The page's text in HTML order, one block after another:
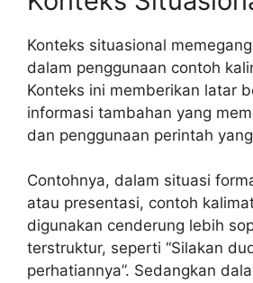
Konteks situasional
dalam penggunaan contoh
Konteks ini memberikan latar
informasi tambahan yang
dan penggunaan perintah
Contohnya, dalam situasi
atau presentasi, contoh
digunakan cenderung lebih
terstruktur, seperti “Silakan
perhatiannya”. Sedangkan